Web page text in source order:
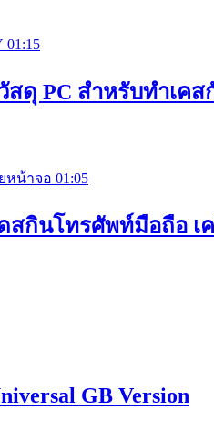
01:15
สดุ PC สำหรับทำเค
01:05
สกินโทรศัพท์มือถือ
GB Version